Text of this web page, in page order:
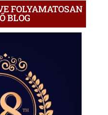
FOLYAMATOSAN
BLOG